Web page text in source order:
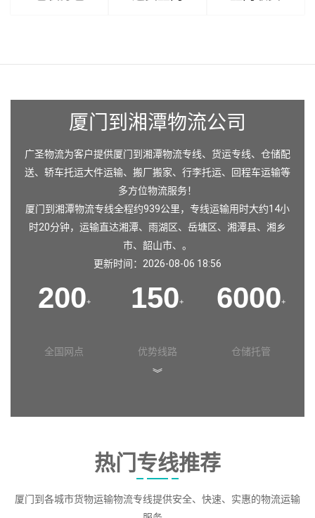
厦门到湘潭物流公司
广圣物流为客户提供厦门到湘潭物流专线、货运专线、仓储配
送、轿车托运大件运输、搬厂搬家、行李托运、回程车运输等
多方位物流服务！
厦门到湘潭物流专线全程约939公里，专线运输用时大约14小
时20分钟，运输直达湘潭、 雨湖区、 岳塘区、 湘潭县、 湘乡
市、 韶山市、。
更新时间：2026-08-06 18:56
200+
全国网点
150+
优势线路
6000+
仓储托管
︾
热门专线推荐
厦门到各城市货物运输物流专线提供安全、快速、实惠的物流运输